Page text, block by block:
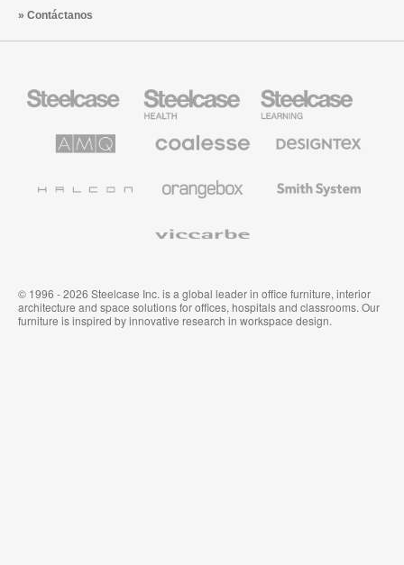
Contáctanos
Steelcase
para
sanidad
Steelcase
para
educación
Steelcase
Solutions
premium
System
© 1996 - 2026 Steelcase Inc. is a global leader in office furniture, interior
architecture and space solutions for offices, hospitals and classrooms. Our
furniture is inspired by innovative research in workspace design.